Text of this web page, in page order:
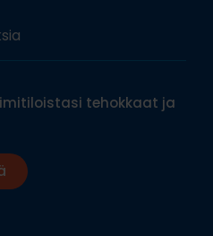
tehokkaat ja